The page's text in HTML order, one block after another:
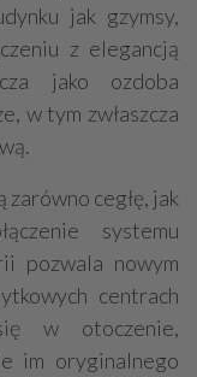
jak gzymsy,
z elegancją
jako ozdoba
w tym zwłaszcza
cegłę, jak
systemu
pozwala nowym
centrach
w otoczenie,
im oryginalnego